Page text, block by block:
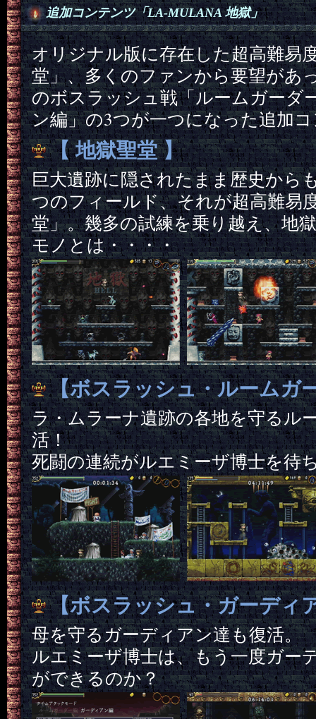
追加コンテンツ「LA-MULANA 地獄」
オリジナル版に存在した超高難易
堂」、多くのファンから要望があ
のボスラッシュ戦「ルームガーダ
ン編」の3つが一つになった追加
【 地獄聖堂 】
巨大遺跡に隠されたまま歴史から
つのフィールド、それが超高難易
堂」。幾多の試練を乗り越え、地
モノとは・・・・
【ボスラッシュ・ルームガ
ラ・ムラーナ遺跡の各地を守るル
活！
死闘の連続がルエミーザ博士を待
【ボスラッシュ・ガーディ
母を守るガーディアン達も復活。
ルエミーザ博士は、もう一度ガー
ができるのか？